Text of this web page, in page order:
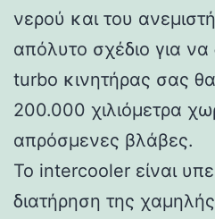
νερού και του
απόλυτο σχέδιο για να
turbo κινητήρας σας
200.000 χιλιόμετρα
απρόσμενες βλάβες.
Το intercooler είναι
διατήρηση της